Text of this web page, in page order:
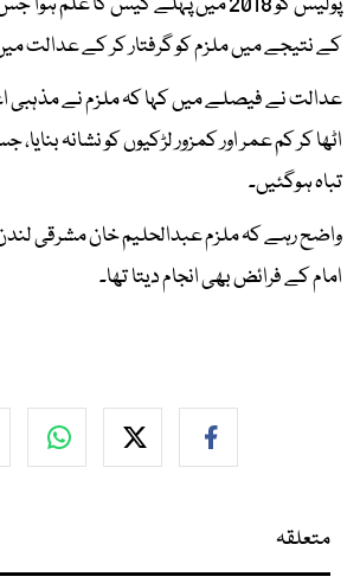
کے نتیجے میں ملزم کو گرفتار کر کے عدالت
عدالت نے فیصلے میں کہا کہ ملزم نے مذہبی
اٹھا کر کم عمر اور کمزور لڑکیوں کو نشانہ
تباہ ہوگئیں۔
واضح رہے کہ ملزم عبدالحلیم خان مشرقی
امام کے فرائض بھی انجام دیتا تھا۔
متعلقہ